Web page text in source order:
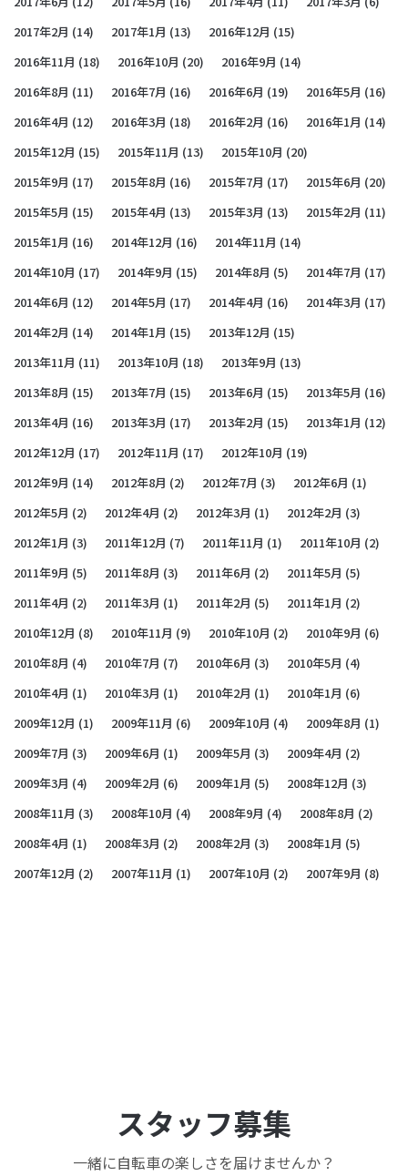
2017年2月 (14) 2017年1月 (13) 2016年12月 (15)
2016年11月 (18) 2016年10月 (20) 2016年9月 (14)
2016年8月 (11) 2016年7月 (16) 2016年6月 (19) 2016年5月 (16)
2016年4月 (12) 2016年3月 (18) 2016年2月 (16) 2016年1月 (14)
2015年12月 (15) 2015年11月 (13) 2015年10月 (20)
2015年9月 (17) 2015年8月 (16) 2015年7月 (17) 2015年6月 (20)
2015年5月 (15) 2015年4月 (13) 2015年3月 (13) 2015年2月 (11)
2015年1月 (16) 2014年12月 (16) 2014年11月 (14)
2014年10月 (17) 2014年9月 (15) 2014年8月 (5) 2014年7月 (17)
2014年6月 (12) 2014年5月 (17) 2014年4月 (16) 2014年3月 (17)
2014年2月 (14) 2014年1月 (15) 2013年12月 (15)
2013年11月 (11) 2013年10月 (18) 2013年9月 (13)
2013年8月 (15) 2013年7月 (15) 2013年6月 (15) 2013年5月 (16)
2013年4月 (16) 2013年3月 (17) 2013年2月 (15) 2013年1月 (12)
2012年12月 (17) 2012年11月 (17) 2012年10月 (19)
2012年9月 (14) 2012年8月 (2) 2012年7月 (3) 2012年6月 (1)
2012年5月 (2) 2012年4月 (2) 2012年3月 (1) 2012年2月 (3)
2012年1月 (3) 2011年12月 (7) 2011年11月 (1) 2011年10月 (2)
2011年9月 (5) 2011年8月 (3) 2011年6月 (2) 2011年5月 (5)
2011年4月 (2) 2011年3月 (1) 2011年2月 (5) 2011年1月 (2)
2010年12月 (8) 2010年11月 (9) 2010年10月 (2) 2010年9月 (6)
2010年8月 (4) 2010年7月 (7) 2010年6月 (3) 2010年5月 (4)
2010年4月 (1) 2010年3月 (1) 2010年2月 (1) 2010年1月 (6)
2009年12月 (1) 2009年11月 (6) 2009年10月 (4) 2009年8月 (1)
2009年7月 (3) 2009年6月 (1) 2009年5月 (3) 2009年4月 (2)
2009年3月 (4) 2009年2月 (6) 2009年1月 (5) 2008年12月 (3)
2008年11月 (3) 2008年10月 (4) 2008年9月 (4) 2008年8月 (2)
2008年4月 (1) 2008年3月 (2) 2008年2月 (3) 2008年1月 (5)
2007年12月 (2) 2007年11月 (1) 2007年10月 (2) 2007年9月 (8)
スタッフ募集
一緒に自転車の楽しさを届けませんか？